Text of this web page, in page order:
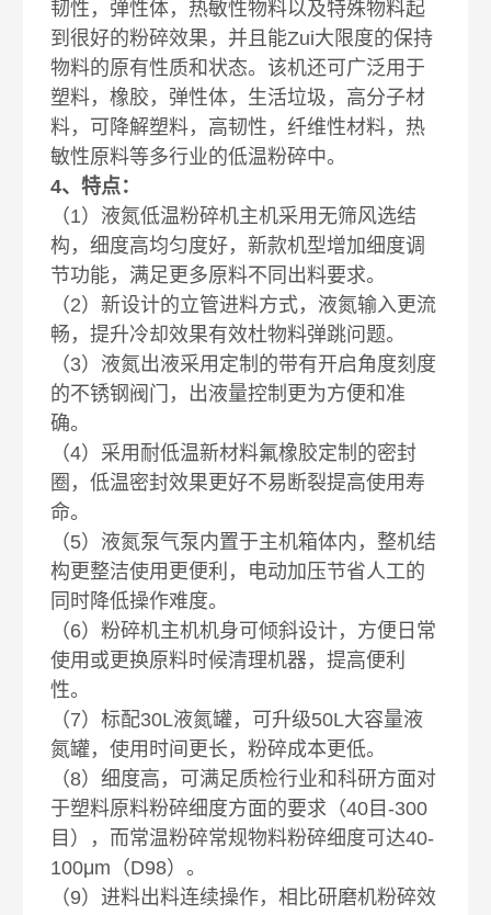
韧性，弹性体，热敏性物料以及特殊物料起
到很好的粉碎效果，并且能Zui大限度的保持
物料的原有性质和状态。该机还可广泛用于
塑料，橡胶，弹性体，生活垃圾，高分子材
料，可降解塑料，高韧性，纤维性材料，热
敏性原料等多行业的低温粉碎中。
4、特点：
（1）液氮低温粉碎机主机采用无筛风选结
构，细度高均匀度好，新款机型增加细度调
节功能，满足更多原料不同出料要求。
（2）新设计的立管进料方式，液氮输入更流
畅，提升冷却效果有效杜物料弹跳问题。
（3）液氮出液采用定制的带有开启角度刻度
的不锈钢阀门，出液量控制更为方便和准
确。
（4）采用耐低温新材料氟橡胶定制的密封
圈，低温密封效果更好不易断裂提高使用寿
命。
（5）液氮泵气泵内置于主机箱体内，整机结
构更整洁使用更便利，电动加压节省人工的
同时降低操作难度。
（6）粉碎机主机机身可倾斜设计，方便日常
使用或更换原料时候清理机器，提高便利
性。
（7）标配30L液氮罐，可升级50L大容量液
氮罐，使用时间更长，粉碎成本更低。
（8）细度高，可满足质检行业和科研方面对
于塑料原料粉碎细度方面的要求（40目-300
目），而常温粉碎常规物料粉碎细度可达40-
100μm（D98）。
（9）进料出料连续操作，相比研磨机粉碎效